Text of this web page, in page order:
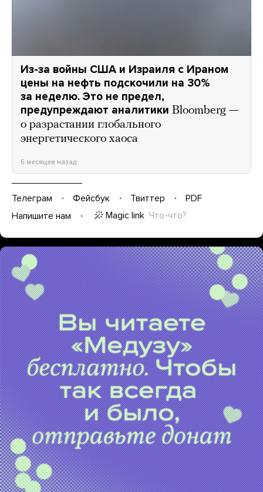
Из-за войны США и Израиля с Ираном
цены на нефть подскочили на 30%
за неделю. Это не предел,
предупреждают аналитики Bloomberg —
о разрастании глобального
энергетического хаоса
5 месяцев назад
Телеграм Фейсбук Твиттер
PDF
Напишите нам
Magic link Что-что?